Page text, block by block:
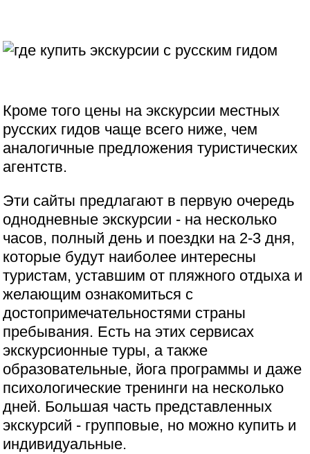
Кроме того цены на экскурсии местных
русских гидов чаще всего ниже, чем
аналогичные предложения туристических
агентств.
Эти сайты предлагают в первую очередь
однодневные экскурсии - на несколько
часов, полный день и поездки на 2-3 дня,
которые будут наиболее интересны
туристам, уставшим от пляжного отдыха и
желающим ознакомиться с
достопримечательностями страны
пребывания. Есть на этих сервисах
экскурсионные туры, а также
образовательные, йога программы и даже
психологические тренинги на несколько
дней. Большая часть представленных
экскурсий - групповые, но можно купить и
индивидуальные.